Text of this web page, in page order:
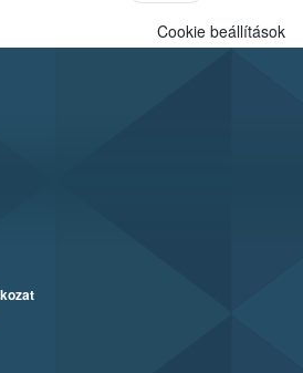
Cookie beállítások